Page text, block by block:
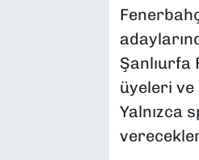
üyeleri
Yalnızca